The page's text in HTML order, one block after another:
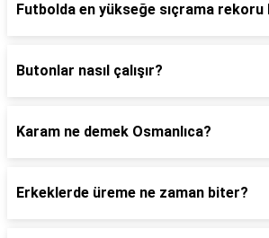
Futbolda en yükseğe sıçrama rekoru
Butonlar nasıl çalışır?
Karam ne demek Osmanlıca?
Erkeklerde üreme ne zaman biter?